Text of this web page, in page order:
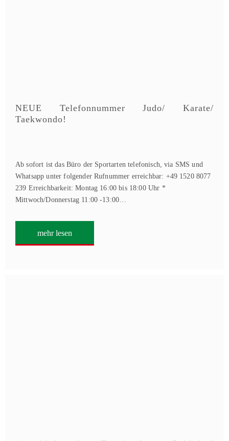
NEUE Telefonnummer Judo/ Karate/
Taekwondo!
Ab sofort ist das Büro der Sportarten telefonisch, via SMS und
Whatsapp unter folgender Rufnummer erreichbar: +49 1520 8077
239 Erreichbarkeit: Montag 16:00 bis 18:00 Uhr *
Mittwoch/Donnerstag 11:00 -13:00…
mehr lesen